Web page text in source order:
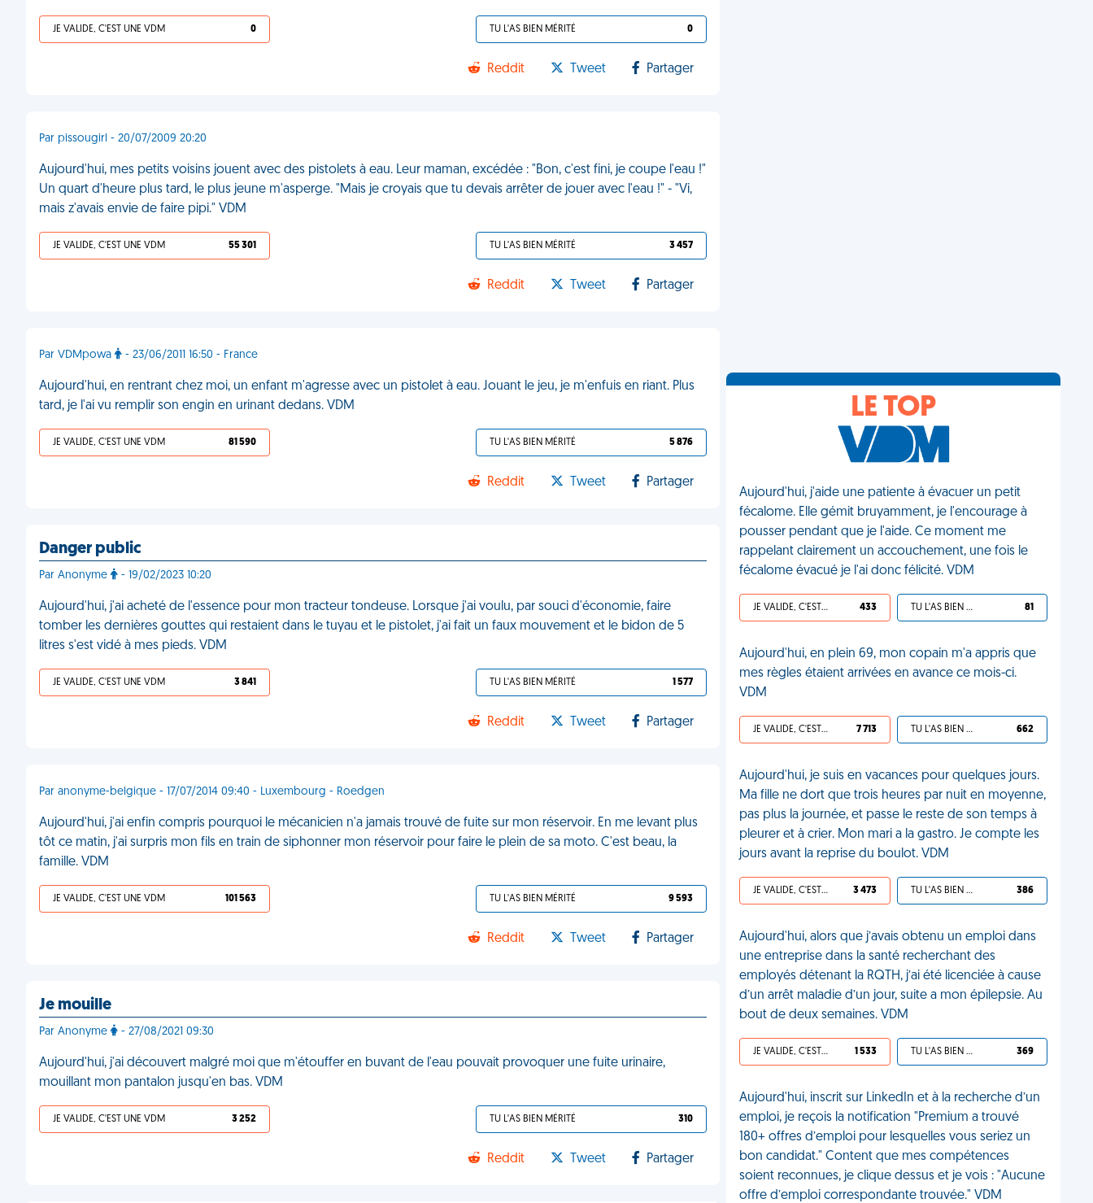
JE VALIDE, C'EST UNE VDM 0 TU L'AS BIEN MÉRITÉ 0
Reddit Tweet Partager
Par pissougirl - 20/07/2009 20:20
Aujourd'hui, mes petits voisins jouent avec des pistolets à eau. Leur maman, excédée : "Bon, c'est fini, je coupe l'eau !"
Un quart d'heure plus tard, le plus jeune m'asperge. "Mais je croyais que tu devais arrêter de jouer avec l'eau !" - "Vi,
mais z'avais envie de faire pipi." VDM
JE VALIDE, C'EST UNE VDM 55 301 TU L'AS BIEN MÉRITÉ 3 457
Reddit Tweet Partager
Par VDMpowa - 23/06/2011 16:50 - France
Aujourd'hui, en rentrant chez moi, un enfant m'agresse avec un pistolet à eau. Jouant le jeu, je m'enfuis en riant. Plus
tard, je l'ai vu remplir son engin en urinant dedans. VDM
JE VALIDE, C'EST UNE VDM 81 590 TU L'AS BIEN MÉRITÉ 5 876
Reddit Tweet Partager
Danger public
Par Anonyme - 19/02/2023 10:20
Aujourd'hui, j'ai acheté de l'essence pour mon tracteur tondeuse. Lorsque j'ai voulu, par souci d'économie, faire
tomber les dernières gouttes qui restaient dans le tuyau et le pistolet, j'ai fait un faux mouvement et le bidon de 5
litres s'est vidé à mes pieds. VDM
JE VALIDE, C'EST UNE VDM 3 841 TU L'AS BIEN MÉRITÉ 1 577
Reddit Tweet Partager
Par anonyme-belgique - 17/07/2014 09:40 - Luxembourg - Roedgen
Aujourd'hui, j'ai enfin compris pourquoi le mécanicien n'a jamais trouvé de fuite sur mon réservoir. En me levant plus
tôt ce matin, j'ai surpris mon fils en train de siphonner mon réservoir pour faire le plein de sa moto. C'est beau, la
famille. VDM
JE VALIDE, C'EST UNE VDM 101 563 TU L'AS BIEN MÉRITÉ 9 593
Reddit Tweet Partager
Je mouille
Par Anonyme - 27/08/2021 09:30
Aujourd'hui, j'ai découvert malgré moi que m'étouffer en buvant de l'eau pouvait provoquer une fuite urinaire,
mouillant mon pantalon jusqu'en bas. VDM
JE VALIDE, C'EST UNE VDM 3 252 TU L'AS BIEN MÉRITÉ 310
Reddit Tweet Partager
LE TOP
Aujourd'hui, j'aide une patiente à évacuer un petit
fécalome. Elle gémit bruyamment, je l'encourage à
pousser pendant que je l'aide. Ce moment me
rappelant clairement un accouchement, une fois le
fécalome évacué je l'ai donc félicité. VDM
JE VALIDE, C'EST UNE VDM 433 TU L'AS BIEN MÉRITÉ 81
Aujourd'hui, en plein 69, mon copain m'a appris que
mes règles étaient arrivées en avance ce mois-ci.
VDM
JE VALIDE, C'EST UNE VDM 7 713 TU L'AS BIEN MÉRITÉ 662
Aujourd'hui, je suis en vacances pour quelques jours.
Ma fille ne dort que trois heures par nuit en moyenne,
pas plus la journée, et passe le reste de son temps à
pleurer et à crier. Mon mari a la gastro. Je compte les
jours avant la reprise du boulot. VDM
JE VALIDE, C'EST UNE VDM 3 473 TU L'AS BIEN MÉRITÉ 386
Aujourd'hui, alors que j’avais obtenu un emploi dans
une entreprise dans la santé recherchant des
employés détenant la RQTH, j’ai été licenciée à cause
d’un arrêt maladie d’un jour, suite a mon épilepsie. Au
bout de deux semaines. VDM
JE VALIDE, C'EST UNE VDM 1 533 TU L'AS BIEN MÉRITÉ 369
Aujourd'hui, inscrit sur LinkedIn et à la recherche d’un
emploi, je reçois la notification "Premium a trouvé
180+ offres d’emploi pour lesquelles vous seriez un
bon candidat." Content que mes compétences
soient reconnues, je clique dessus et je vois : "Aucune
offre d’emploi correspondante trouvée." VDM